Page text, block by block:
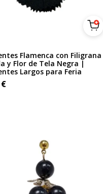
Flamenca con Filigrana
y Flor de Tela Negra |
Largos para Feria